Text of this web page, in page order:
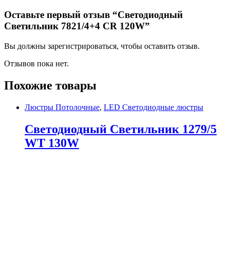
Оставьте первый отзыв “Светодиодный
Светильник 7821/4+4 CR 120W”
Вы должны зарегистрироваться, чтобы оставить отзыв.
Отзывов пока нет.
Похожие товары
Люстры Потолочные, LED Светодиодные люстры
Светодиодный Светильник 1279/5
WT 130W